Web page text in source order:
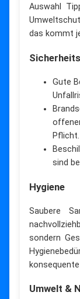
Auswahl
das kommt
Gute
Pflicht.
sind
Hygiene
Saubere
sondern
Umwelt &